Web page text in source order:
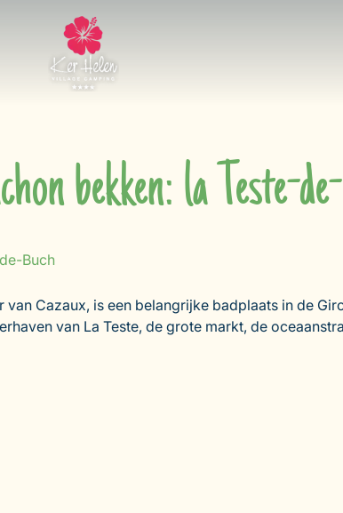
bekken: la Teste-
Buch
Cazaux, is een belangrijke badplaats in de
van La Teste, de grote markt, de